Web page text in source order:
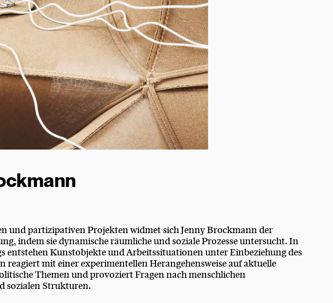
und partizipativen Projekten widmet sich Jenny Brockmann der
indem sie dynamische räumliche und soziale Prozesse untersucht. In
entstehen Kunstobjekte und Arbeitssituationen unter Einbeziehung des
reagiert mit einer experimentellen Herangehensweise auf aktuelle
Themen und provoziert Fragen nach menschlichen
sozialen Strukturen.